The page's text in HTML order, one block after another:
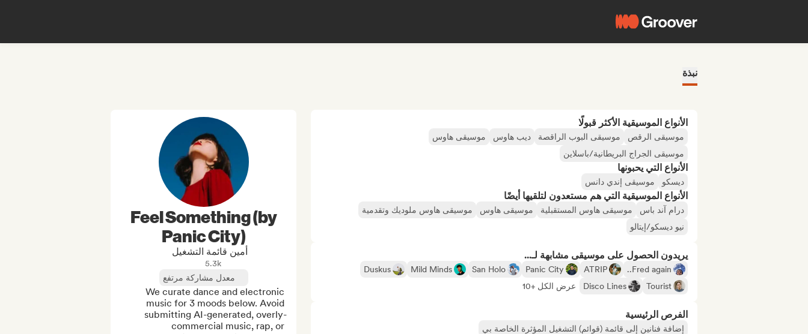
نبذة
الأنواع الموسيقية الأكثر قبولًا
موسيقى الرقص موسيقى البوب الراقصة ديب هاوس
موسيقى هاوس
موسيقى الجراج البريطانية/باسلاين
الأنواع التي يحبونها
ديسكو موسيقى إندي دانس
الأنواع الموسيقية التي هم مستعدون لتلقيها أيضًا
درام آند باس موسيقى هاوس المستقبلية موسيقى هاوس
موسيقى هاوس ملوديك وتقدمية
نيو ديسكو/إيتالو
يريدون الحصول على موسيقى مشابهة لـ...
Fred again..
ATRIP
Panic City
San Holo
Mild Minds
Duskus
Tourist
Disco Lines عرض الكل +10
الفرص الرئيسية
إضافة فنانين إلى قائمة (قوائم) التشغيل المؤثرة الخاصة بي
Feel Something (by
Panic City)
أمين قائمة التشغيل
5.3k
معدل مشاركة مرتفع
We curate dance and electronic
music for 3 moods below. Avoid
submitting AI-generated, overly-
commercial music, rap, or